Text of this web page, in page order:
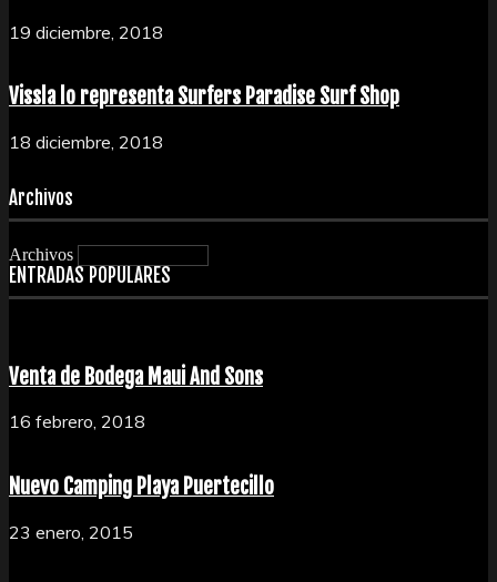
19 diciembre, 2018
Vissla lo representa Surfers Paradise Surf Shop
18 diciembre, 2018
Archivos
Archivos
ENTRADAS POPULARES
Venta de Bodega Maui And Sons
16 febrero, 2018
Nuevo Camping Playa Puertecillo
23 enero, 2015